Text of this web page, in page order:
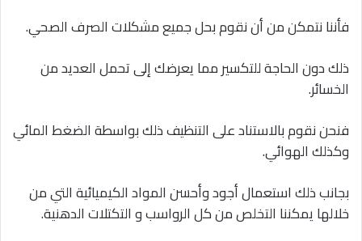
فأننا نتمكن من أن نقوم بحل جميع مشكلات الصرف الصحي.
ذلك دون الحاجة للتكسير مما يعرضك إلى تحمل العديد من
الخسائر.
فنحن نقوم بالاستناد على التنظيف ذلك بواسطة الضغط المائي
وكذلك الهوائي.
بجانب ذلك استعمال أجود وأحسن المواد الكيميائية التي من
خلالها يمكننا التخلص من كل الرواسب و التكتلات الدهنية.